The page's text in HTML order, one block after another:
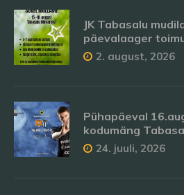
JK Tabasalu
päevalaager
2. august, 2026
Pühapäeval
kodumäng
24. juuli, 2026